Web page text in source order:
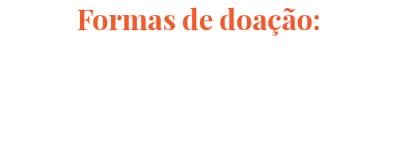
Formas de doação: